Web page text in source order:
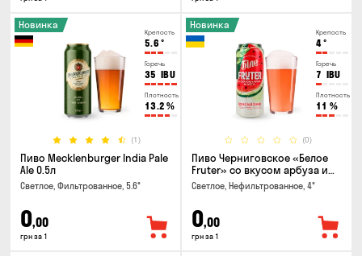
Крепость
5.6 °
Горечь
35 IBU
Плотность
13.2 %
(1)
Новинка
Пиво Mecklenburger India Pale
Ale 0.5л
Светлое, Фильтрованное, 5.6°
0,00
грн за 1
Крепость
4°
Горечь
7 IBU
Плотность
11 %
(0)
Новинка
Пиво Черниговское «Белое
Fruter» со вкусом арбуза и
мяты 0.5л
Светлое, Нефильтрованное, 4°
0,00
грн за 1